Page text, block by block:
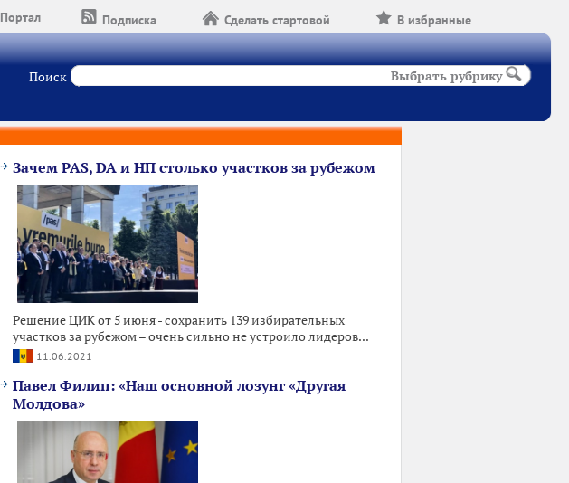
В избранные
Сделать стартовой
Подписка
Портал
Поиск Выбрать рубрику
Зачем PAS, DA и НП столько участков за рубежом
Решение ЦИК от 5 июня - сохранить 139 избирательных
участков за рубежом – очень сильно не устроило лидеров...
11.06.2021
Павел Филип: «Наш основной лозунг «Другая
Молдова»